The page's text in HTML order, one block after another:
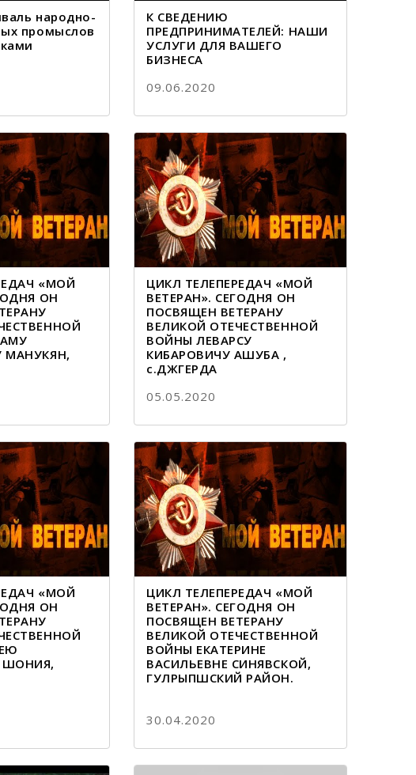
народно-
промыслов
К СВЕДЕНИЮ
ПРЕДПРИНИМАТЕЛЕЙ: НАШИ
УСЛУГИ ДЛЯ ВАШЕГО
БИЗНЕСА
09.06.2020
«МОЙ
ОН
МАНУКЯН,
ЦИКЛ ТЕЛЕПЕРЕДАЧ «МОЙ
ВЕТЕРАН». СЕГОДНЯ ОН
ПОСВЯЩЕН ВЕТЕРАНУ
ВЕЛИКОЙ ОТЕЧЕСТВЕННОЙ
ВОЙНЫ ЛЕВАРСУ
КИБАРОВИЧУ АШУБА ,
с.ДЖГЕРДА
05.05.2020
«МОЙ
ОН
ШОНИЯ,
ЦИКЛ ТЕЛЕПЕРЕДАЧ «МОЙ
ВЕТЕРАН». СЕГОДНЯ ОН
ПОСВЯЩЕН ВЕТЕРАНУ
ВЕЛИКОЙ ОТЕЧЕСТВЕННОЙ
ВОЙНЫ ЕКАТЕРИНЕ
ВАСИЛЬЕВНЕ СИНЯВСКОЙ,
ГУЛРЫПШСКИЙ РАЙОН.
30.04.2020